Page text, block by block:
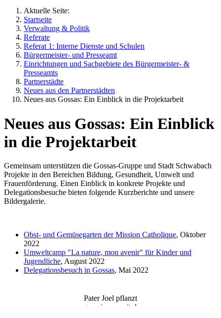
Aktuelle Seite:
Startseite
Verwaltung & Politik
Referate
Referat 1: Interne Dienste und Schulen
Bürgermeister- und Presseamt
Einrichtungen und Sachgebiete des Bürgermeister- &
Presseamts
Partnerstädte
Neues aus den Partnerstädten
Neues aus Gossas: Ein Einblick in die Projektarbeit
Neues aus Gossas: Ein Einblick
in die Projektarbeit
Gemeinsam unterstützen die Gossas-Gruppe und Stadt Schwabach
Projekte in den Bereichen Bildung, Gesundheit, Umwelt und
Frauenförderung. Einen Einblick in konkrete Projekte und
Delegationsbesuche bieten folgende Kurzberichte und unsere
Bildergalerie.
Obst- und Gemüsegarten der Mission Catholique, Oktober
2022
Umweltcamp "La nature, mon avenir" für Kinder und
Jugendliche, August 2022
Delegationsbesuch in Gossas, Mai 2022
Pater Joel pflanzt
gemeinsam mit der